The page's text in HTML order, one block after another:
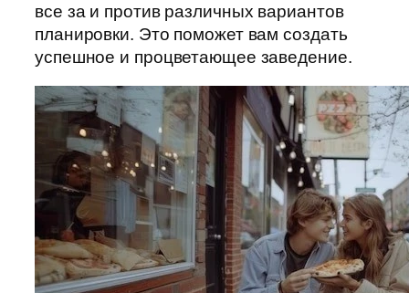
все за и против различных вариантов
планировки. Это поможет вам создать
успешное и процветающее заведение.